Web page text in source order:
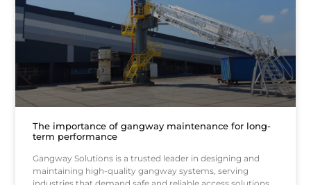
The importance of gangway maintenance for long-
term performance
Gangway Solutions is a trusted leader in designing and
maintaining high-quality gangway systems, serving